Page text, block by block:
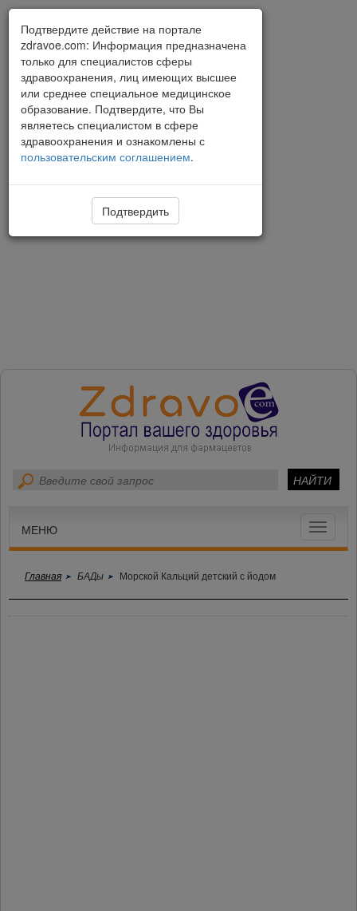
Toggle
МЕНЮ
Главная БАДы Морской Кальций детский с йодом
Подтвердите действие на портале
zdravoe.com: Информация предназначена
только для специалистов сферы
здравоохранения, лиц имеющих высшее
или среднее специальное медицинское
образование. Подтвердите, что Вы
являетесь специалистом в сфере
здравоохранения и ознакомлены с
пользовательским соглашением.
Подтвердить